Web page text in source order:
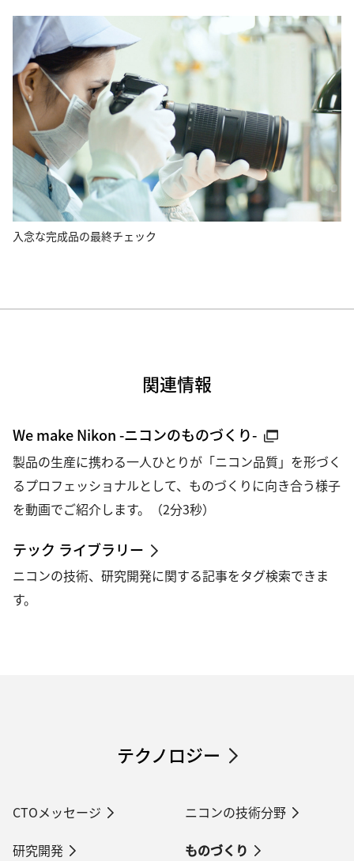
入念な完成品の最終チェック
関連情報
We make Nikon -ニコンのものづくり-
製品の生産に携わる一人ひとりが「ニコン品質」を形づく
るプロフェッショナルとして、ものづくりに向き合う様子
を動画でご紹介します。（2分3秒）
テック ライブラリー
ニコンの技術、研究開発に関する記事をタグ検索できま
す。
テクノロジー
CTOメッセージ
ニコンの技術分野
研究開発
ものづくり